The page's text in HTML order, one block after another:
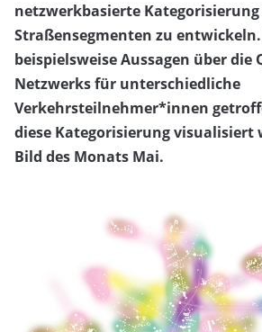
netzwerkbasierte Kategorisierung
Straßensegmenten zu
beispielsweise Aussagen über die
Netzwerks für unterschiedliche
Verkehrsteilnehmer*innen
diese Kategorisierung visualisiert
Bild des Monats Mai.